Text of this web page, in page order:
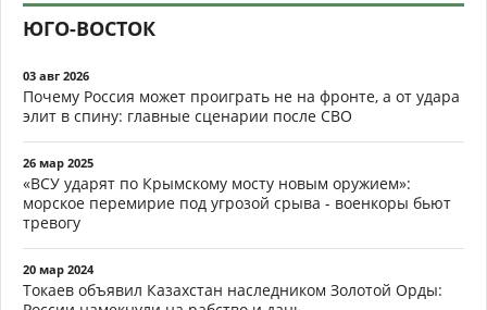
ЮГО-ВОСТОК
03 авг 2026
Почему Россия может проиграть не на фронте, а от удара
элит в спину: главные сценарии после СВО
26 мар 2025
«ВСУ ударят по Крымскому мосту новым оружием»:
морское перемирие под угрозой срыва - военкоры бьют
тревогу
20 мар 2024
Токаев объявил Казахстан наследником Золотой Орды: